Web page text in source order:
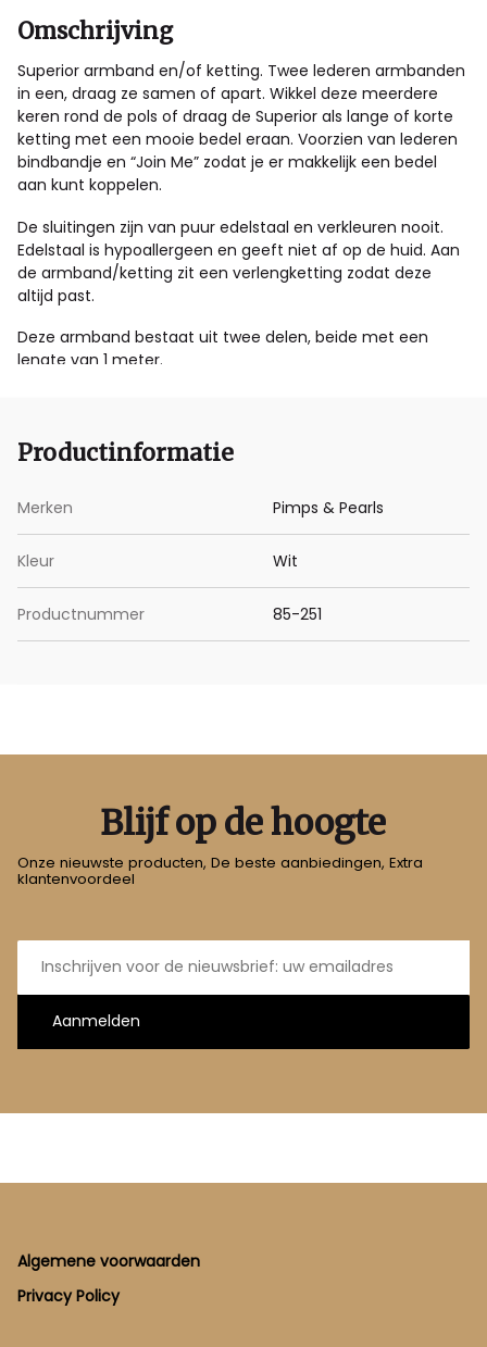
Omschrijving
Superior armband en/of ketting. Twee lederen armbanden
in een, draag ze samen of apart. Wikkel deze meerdere
keren rond de pols of draag de Superior als lange of korte
ketting met een mooie bedel eraan. Voorzien van lederen
bindbandje en “Join Me” zodat je er makkelijk een bedel
aan kunt koppelen.
De sluitingen zijn van puur edelstaal en verkleuren nooit.
Edelstaal is hypoallergeen en geeft niet af op de huid. Aan
de armband/ketting zit een verlengketting zodat deze
altijd past.
Deze armband bestaat uit twee delen, beide met een
lengte van 1 meter.
Productinformatie
Merken Pimps & Pearls
Kleur Wit
Productnummer 85-251
Blijf op de hoogte
Onze nieuwste producten, De beste aanbiedingen, Extra
klantenvoordeel
E-
mailadres
Aanmelden
Footer
Algemene voorwaarden
Privacy Policy